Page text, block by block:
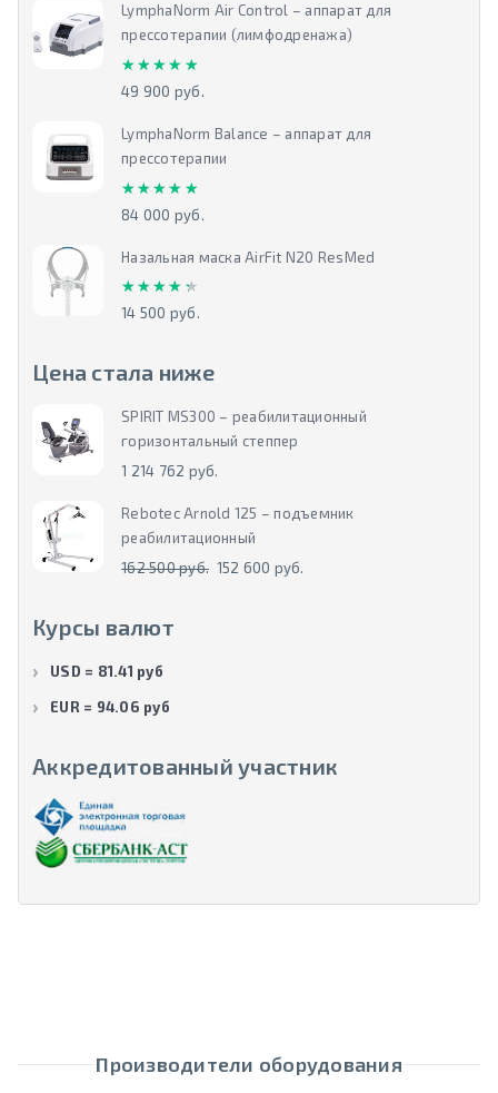
LymphaNorm Air Control – аппарат для
прессотерапии (лимфодренажа)
★★★★★
★★★★★
49 900 руб.
LymphaNorm Balance – аппарат для
прессотерапии
★★★★★
★★★★★
84 000 руб.
Назальная маска AirFit N20 ResMed
★★★★★
★★★★★
14 500 руб.
Цена стала ниже
SPIRIT MS300 – реабилитационный
горизонтальный степпер
1 214 762 руб.
Rebotec Arnold 125 – подъемник
реабилитационный
162 500 руб. 152 600 руб.
Курсы валют
USD = 81.41 руб
EUR = 94.06 руб
Аккредитованный участник
Производители оборудования